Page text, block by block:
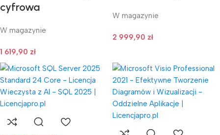
cyfrowa
W magazynie
1 619,90 zł
W magazynie
2 999,90 zł